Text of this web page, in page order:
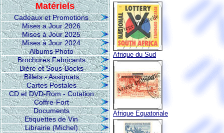
Matériels
Cadeaux et Promotions
Mises a Jour 2026
Mises à Jour 2025
Mises à Jour 2024
Albums Photo
Brochures Fabricants
Bière et Sous-Bocks
Billets - Assignats
Cartes Postales
CD et DVD-Rom - Cotation
Coffre-Fort
Documents
Etiquettes de Vin
Librairie (Michel)
Afrique du Sud
Afrique Equatoriale